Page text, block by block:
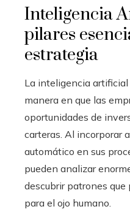
Inteligencia
pilares
estrategia
La inteligencia
manera en que las
oportunidades de
carteras. Al incorporar
automático en sus
pueden analizar
descubrir patrones
para el ojo humano.